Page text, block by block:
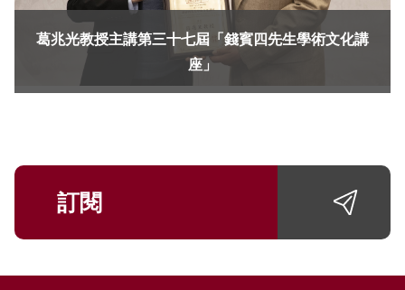
葛兆光教授主講第三十七屆「錢賓四先生學術文化講
座」
訂閱